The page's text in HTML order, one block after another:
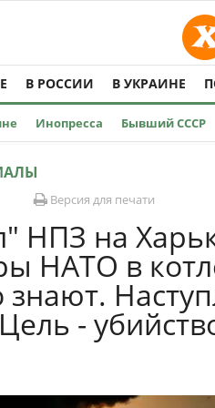
В РОССИИ В УКРАИНЕ
Инопресса Бывший СССР
Версия для печати
НПЗ на
НАТО в
-